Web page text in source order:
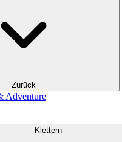
Zurück
Adventure
Klettern